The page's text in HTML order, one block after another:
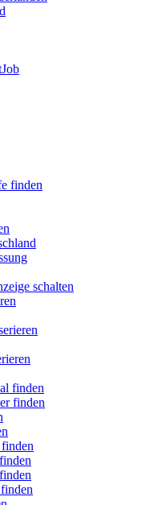
finden
schalten
finden
finden